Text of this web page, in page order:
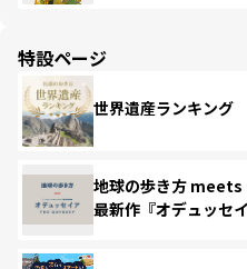
特設ページ
世界遺産ランキング
地球の歩き方 meets
最新作『オデュッセイ